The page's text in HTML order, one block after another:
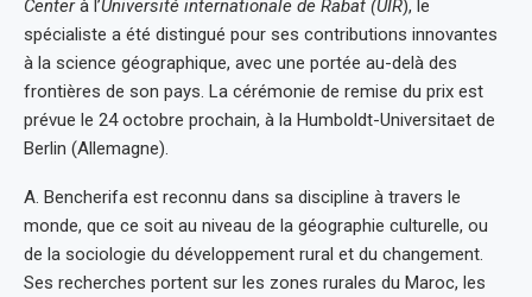
Centerà l’Université internationale de Rabat (UIR), le
spécialiste a été distingué pour ses contributions innovantes
à la science géographique, avec une portée au-delà des
frontières de son pays. La cérémonie de remise du prix est
prévue le 24 octobre prochain, à la Humboldt-Universitaet de
Berlin (Allemagne).
A. Bencherifa est reconnu dans sa discipline à travers le
monde, que ce soit au niveau de la géographie culturelle, ou
de la sociologie du développement rural et du changement.
Ses recherches portent sur les zones rurales du Maroc, les